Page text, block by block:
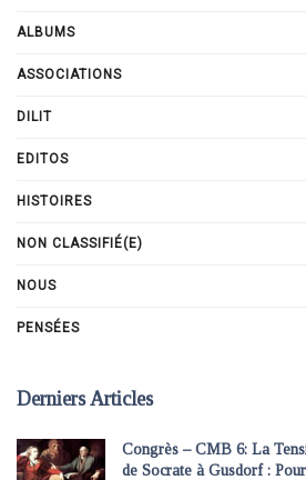
ALBUMS
ASSOCIATIONS
DILIT
EDITOS
HISTOIRES
NON CLASSIFIÉ(E)
NOUS
PENSÉES
Derniers Articles
Congrès – CMB 6: La
de Socrate à Gusdorf :